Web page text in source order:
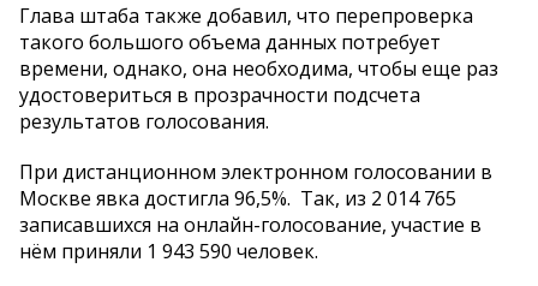
Глава штаба также добавил, что перепроверка
такого большого объема данных потребует
времени, однако, она необходима, чтобы еще раз
удостовериться в прозрачности подсчета
результатов голосования.
При дистанционном электронном голосовании в
Москве явка достигла 96,5%. Так, из 2 ‍014 ‍765
записавшихся на онлайн-голосование, участие в
нём приняли 1 943 ‍590 человек.